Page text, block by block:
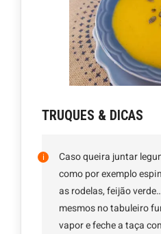
TRUQUES & DICAS
Caso queira juntar
como por exemplo
as rodelas, feijão
mesmos no tabuleiro
vapor e feche a taça